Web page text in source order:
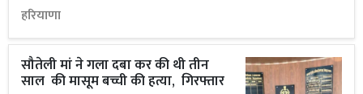
हरियाणा
सौतेली मां ने गला दबा कर की थी तीन
साल की मासूम बच्ची की हत्या, गिरफ्तार